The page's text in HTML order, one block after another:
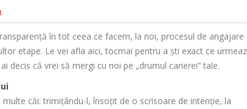
în tot ceea ce facem, la noi, procesul de angajare
etape. Le vei afla aici, tocmai pentru a ști exact ce
decis că vrei să mergi cu noi pe „drumul carierei” tale.
căi: trimițându-l, însoțit de o scrisoare de intenție, la